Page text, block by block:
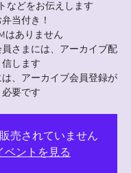
などをお伝えします
弁当付き！
はありません
さまには、アーカイブ配
信します
、アーカイブ会員登録が
必要です
売されていません
ベントを見る